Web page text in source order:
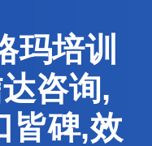
玛培训
咨询,
皆碑,效